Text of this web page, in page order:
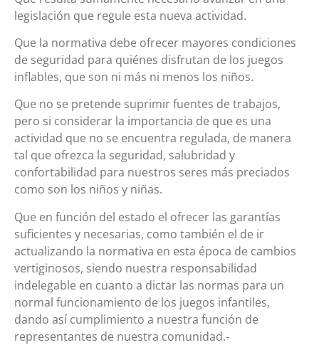
legislación que regule esta nueva actividad.
Que la normativa debe ofrecer mayores condiciones
de seguridad para quiénes disfrutan de los juegos
inflables, que son ni más ni menos los niños.
Que no se pretende suprimir fuentes de trabajos,
pero si considerar la importancia de que es una
actividad que no se encuentra regulada, de manera
tal que ofrezca la seguridad, salubridad y
confortabilidad para nuestros seres más preciados
como son los niños y niñas.
Que en función del estado el ofrecer las garantías
suficientes y necesarias, como también el de ir
actualizando la normativa en esta época de cambios
vertiginosos, siendo nuestra responsabilidad
indelegable en cuanto a dictar las normas para un
normal funcionamiento de los juegos infantiles,
dando así cumplimiento a nuestra función de
representantes de nuestra comunidad.-